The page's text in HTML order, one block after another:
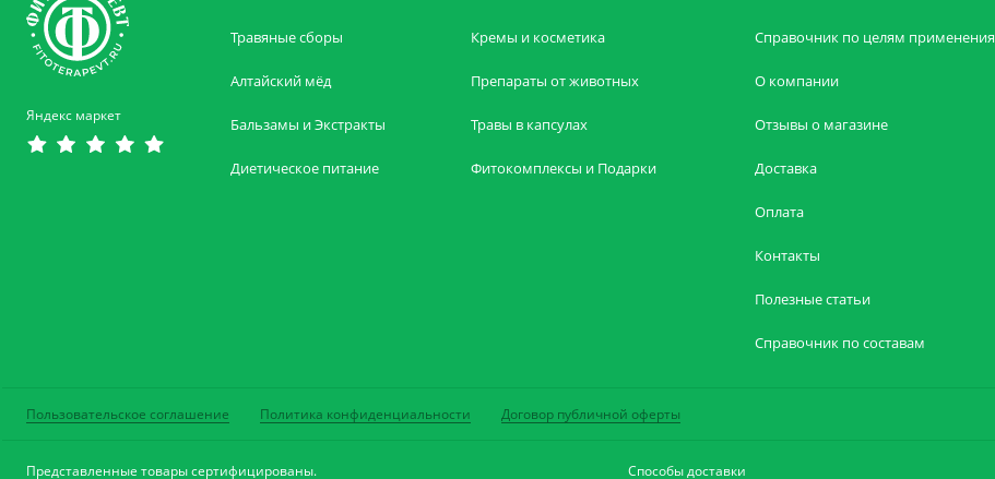
Яндекс маркет
Травяные сборы
Алтайский мёд
Бальзамы и Экстракты
Диетическое питание
Кремы и косметика
Препараты от животных
Травы в капсулах
Фитокомплексы и Подарки
Справочник по целям применения
О компании
Отзывы о магазине
Доставка
Оплата
Контакты
Полезные статьи
Справочник по составам
Пользовательское соглашение Политика конфиденциальности Договор публичной оферты
Представленные товары сертифицированы.
Способы доставки